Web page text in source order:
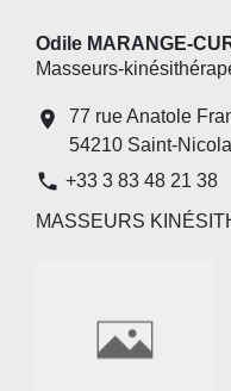
Odile MARANGE-
Masseurs-
location_on
77 rue Anatole
54210 Saint-
phone +33 3 83 48 21 38
MASSEURS